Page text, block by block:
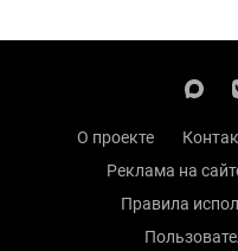
О проекте
Реклама на
Правила